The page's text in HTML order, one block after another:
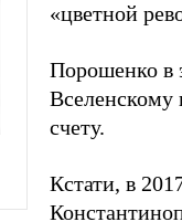
«цветной
Порошенко в
Вселенскому
счету.
Кстати, в